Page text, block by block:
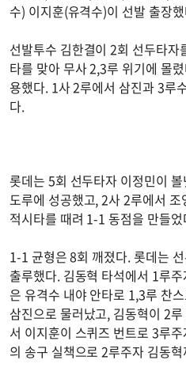
수) 이지훈(유격수)이 선발 출장
선발투수 김한결이 2회 선두타
타를 맞아 무사 2,3루 위기에 몰
용했다. 1사 2루에서 삼진과 3루
다.
롯데는 5회 선두타자 이정민이
도루에 성공했고, 2사 2루에서
적시타를 때려 1-1 동점을 만들
1-1 균형은 8회 깨졌다. 롯데는
출루했다. 김동혁 타석에서 1루
은 유격수 내야 안타로 1,3루 찬
삼진으로 물러났고, 김동혁이 2
서 이지훈이 스퀴즈 번트로 3루
의 송구 실책으로 2루주자 김동